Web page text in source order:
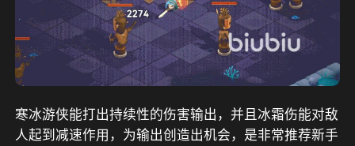
寒冰游侠能打出持续性的伤害输出，并且冰霜伤能对敌
人起到减速作用，为输出创造出机会，是非常推荐新手